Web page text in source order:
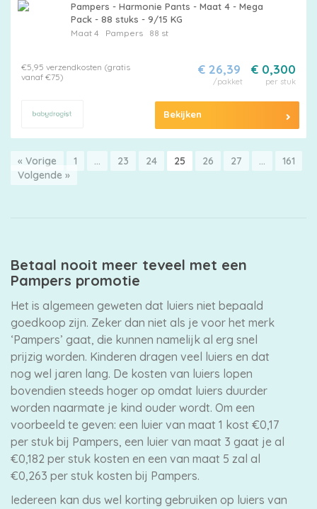
Pampers - Harmonie Pants - Maat 4 - Mega
Pack - 88 stuks - 9/15 KG
Maat 4 Pampers88 st
€5,95 verzendkosten (gratis
vanaf €75)
€ 0,300
per stuk
€ 26,39
/pakket
Bekijken
« Vorige 1 … 23 24 25 26 27 …
161
Volgende »
Betaal nooit meer teveel met een
Pampers promotie
Het is algemeen geweten dat luiers niet bepaald
goedkoop zijn. Zeker dan niet als je voor het merk
‘Pampers’ gaat, die kunnen namelijk al erg snel
prijzig worden. Kinderen dragen veel luiers en dat
nog wel jaren lang. De kosten van luiers lopen
bovendien steeds hoger op omdat luiers duurder
worden naarmate je kind ouder wordt. Om een
voorbeeld te geven: een luier van maat 1 kost €0,17
per stuk bij Pampers, een luier van maat 3 gaat je al
€0,182 per stuk kosten en een van maat 5 zal al
€0,263 per stuk kosten bij Pampers.
Iedereen kan dus wel korting gebruiken op luiers van